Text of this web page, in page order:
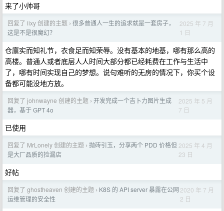
来了小帅哥
回复了 iixy 创建的主题 › 很多普通人一生的追求就是一套房子，
这是不是很魔幻？
2025 年 7 月
1 日
仓廪实而知礼节，衣食足而知荣辱。没有基本的地基，哪有那么高的
高楼。普通人或者底层人人时间大部分都已经耗费在工作与生活中
了，哪有时间实现自己的梦想。说句难听的无房的情况下，你买个设
备都可能没地方放。
回复了 johnwayne 创建的主题 › 开发完成一个吉卜力图片生成
器，基于 GPT 4o
2025 年 5 月
7 日
已使用
回复了 MrLonely 创建的主题 › 抛砖引玉，分享两个 PDD 价格但
是大厂品质的捡漏店
2025 年 4 月
23 日
好帖
回复了 ghostheaven 创建的主题 › K8S 的 API server 暴露在公网
运维管理的安全性
2020 年 7 月
2 日